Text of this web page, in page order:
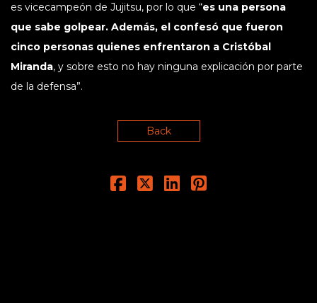
es vicecampeón de Jujitsu, por lo que “es una persona
que sabe golpear. Además, el confesó que fueron
cinco personas quienes enfrentaron a Cristóbal
Miranda, y sobre esto no hay ninguna explicación por parte
de la defensa”.
Back